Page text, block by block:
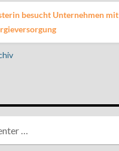
besucht Unternehmen mit